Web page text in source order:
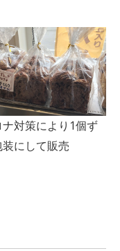
対策により1個ず
にして販売